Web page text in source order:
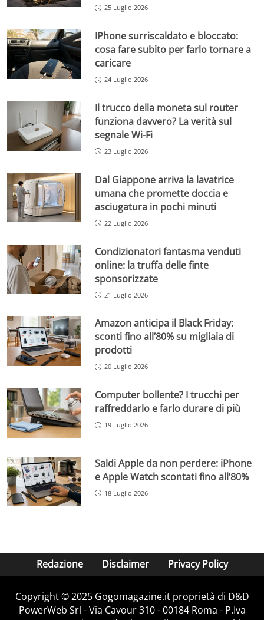
25 Luglio 2026
IPhone surriscaldato e bloccato:
cosa fare subito per farlo tornare a
caricare
24 Luglio 2026
Il trucco della moneta sul router
funziona davvero? La verità sul
segnale Wi-Fi
23 Luglio 2026
Dal Giappone arriva la lavatrice
umana che promette doccia e
asciugatura in pochi minuti
22 Luglio 2026
Condizionatori fantasma venduti
online: la truffa delle finte
sponsorizzate
21 Luglio 2026
Amazon anticipa il Black Friday:
sconti fino all’80% su migliaia di
prodotti
20 Luglio 2026
Computer bollente? I trucchi per
raffreddarlo e farlo durare di più
19 Luglio 2026
Saldi Apple da non perdere: iPhone
e Apple Watch scontati fino all’80%
18 Luglio 2026
Redazione Disclaimer Privacy Policy
Copyright © 2025 Gogomagazine.it proprietà di D&D
PowerWeb Srl - Via Cavour 310 - 00184 Roma - P.Iva